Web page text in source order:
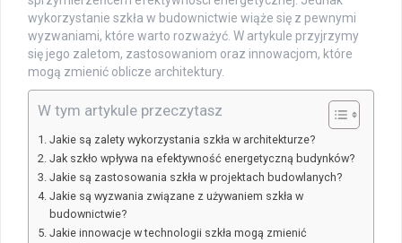
wykorzystanie szkła w budownictwie wiąże się z pewnymi
wyzwaniami, które warto rozważyć. W artykule przyjrzymy
się jego zaletom, zastosowaniom oraz innowacjom, które
mogą zmienić oblicze architektury.
W tym artykule przeczytasz
Jakie są zalety wykorzystania szkła w architekturze?
Jak szkło wpływa na efektywność energetyczną budynków?
Jakie są zastosowania szkła w projektach budowlanych?
Jakie są wyzwania związane z używaniem szkła w
budownictwie?
Jakie innowacje w technologii szkła mogą zmienić